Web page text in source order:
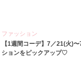
ファッション
【1週間コーデ】7／21(火)
ションをピックアップ♡